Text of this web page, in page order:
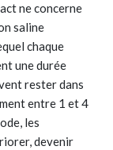
ne concerne
saline
chaque
une durée
rester dans
entre 1 et 4
les
devenir